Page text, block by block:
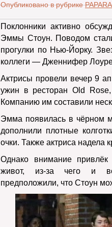
Опубликовано в рубрике
Поклонники активно
Эммы Стоун. Поводом
прогулки по Нью-Йорку.
коллеги — Дженнифер
Актрисы провели вечер 9
ужин в ресторан Old
Компанию им составили
Эмма появилась в чёрном
дополнили плотные
очки. Также актриса надела
Однако внимание привлёк
живот, из-за чего и
предположили, что Стоун